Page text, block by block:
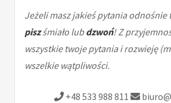
Jeżeli masz jakieś pytania
piszśmiało lubdzwoń! Z
wszystkie twoje pytania i rozwieję
wszelkie wątpliwości.
+48 533 988 811